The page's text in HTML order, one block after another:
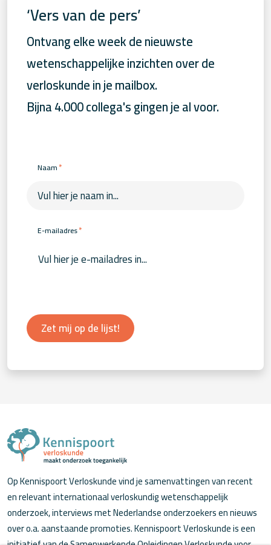
‘Vers van de pers’
Ontvang elke week de nieuwste
wetenschappelijke inzichten over de
verloskunde in je mailbox.
Bijna 4.000 collega's gingen je al voor.
Naam*
E-mailadres*
Zet mij op de lijst!
Op Kennispoort Verloskunde vind je samenvattingen van recent
en relevant internationaal verloskundig wetenschappelijk
onderzoek, interviews met Nederlandse onderzoekers en nieuws
over o.a. aanstaande promoties. Kennispoort Verloskunde is een